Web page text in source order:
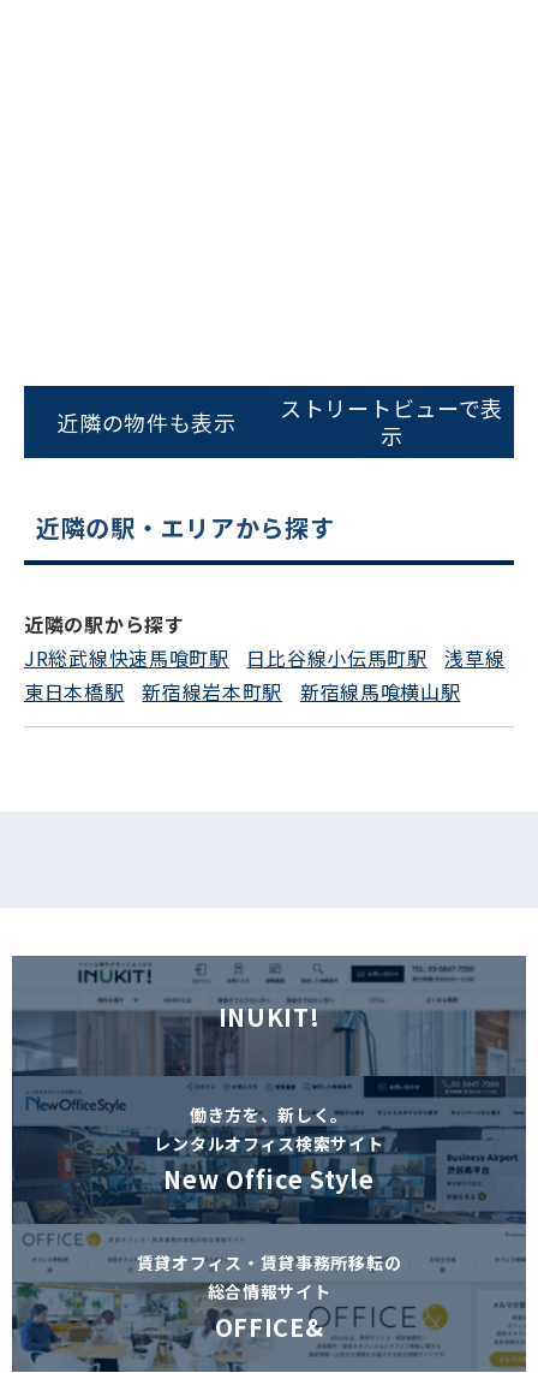
スムーズにご案内できます
0120-620-213
電話でお問い合わせ
近隣の物件も表示
ストリートビューで表
示
近隣の駅・エリアから探す
近隣の駅から探す
JR総武線快速馬喰町駅
日比谷線小伝馬町駅
浅草線
東日本橋駅
新宿線岩本町駅 新宿線馬喰横山駅
INUKIT!
働き方を、新しく。
レンタルオフィス検索サイト
New Office Style
賃貸オフィス・賃貸事務所移転の
総合情報サイト
OFFICE&